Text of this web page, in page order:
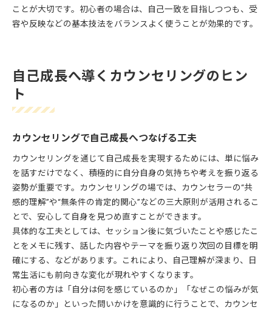
ことが大切です。初心者の場合は、自己一致を目指しつつも、受
容や反映などの基本技法をバランスよく使うことが効果的です。
自己成長へ導くカウンセリングのヒン
ト
カウンセリングで自己成長へつなげる工夫
カウンセリングを通じて自己成長を実現するためには、単に悩み
を話すだけでなく、積極的に自分自身の気持ちや考えを振り返る
姿勢が重要です。カウンセリングの場では、カウンセラーの“共
感的理解”や“無条件の肯定的関心”などの三大原則が活用されるこ
とで、安心して自身を見つめ直すことができます。
具体的な工夫としては、セッション後に気づいたことや感じたこ
とをメモに残す、話した内容やテーマを振り返り次回の目標を明
確にする、などがあります。これにより、自己理解が深まり、日
常生活にも前向きな変化が現れやすくなります。
初心者の方は「自分は何を感じているのか」「なぜこの悩みが気
になるのか」といった問いかけを意識的に行うことで、カウンセ